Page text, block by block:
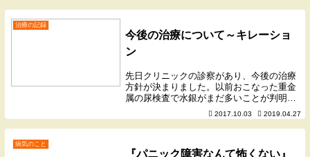
治療の記録
今後の治療について～キレーショ
ン
先日クリニックの診察があり、今後の治療
方針が決まりました。以前おこなった重金
属の尿検査で水銀がまだ多いことが判明
し、私はやはり重金属が根本の原因になっ
ているのでは？と医師に指摘されました。
重金属のデトックス……キレーションは過
2017.10.03 2019.04.27
病気のこと
『パニック障害なんて怖くない』